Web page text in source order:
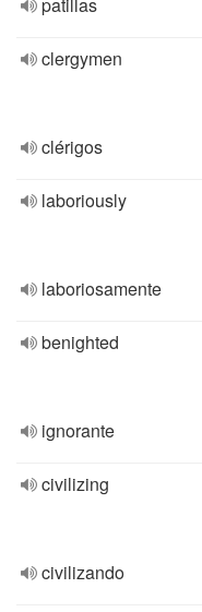
clergymen
clérigos
laboriously
laboriosamente
benighted
ignorante
civilizing
civilizando